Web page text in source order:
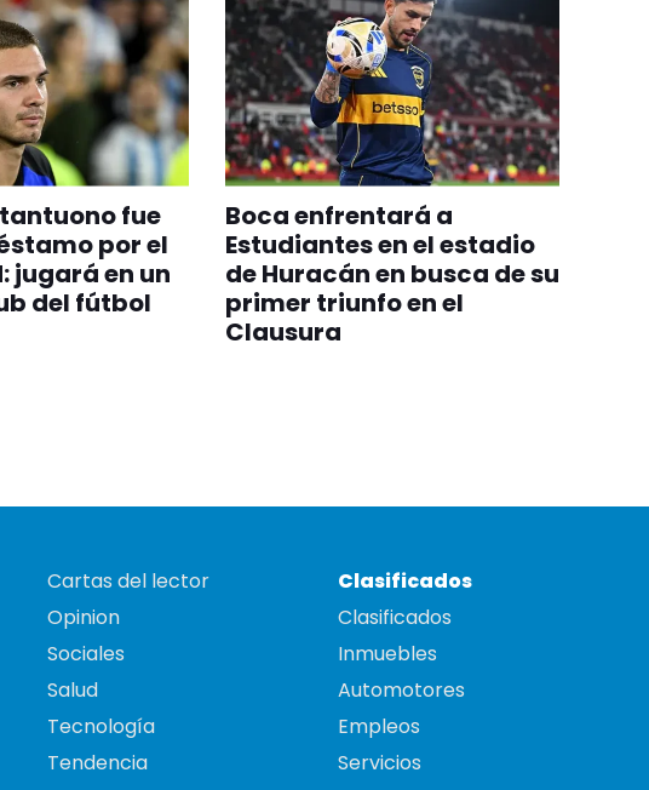
fue
por el
jugará en un
del fútbol
Boca enfrentará a
Estudiantes en el estadio
de Huracán en busca de su
primer triunfo en el
Clausura
Cartas del lector
Opinion
Sociales
Salud
Tecnología
Tendencia
Clasificados
Clasificados
Inmuebles
Automotores
Empleos
Servicios